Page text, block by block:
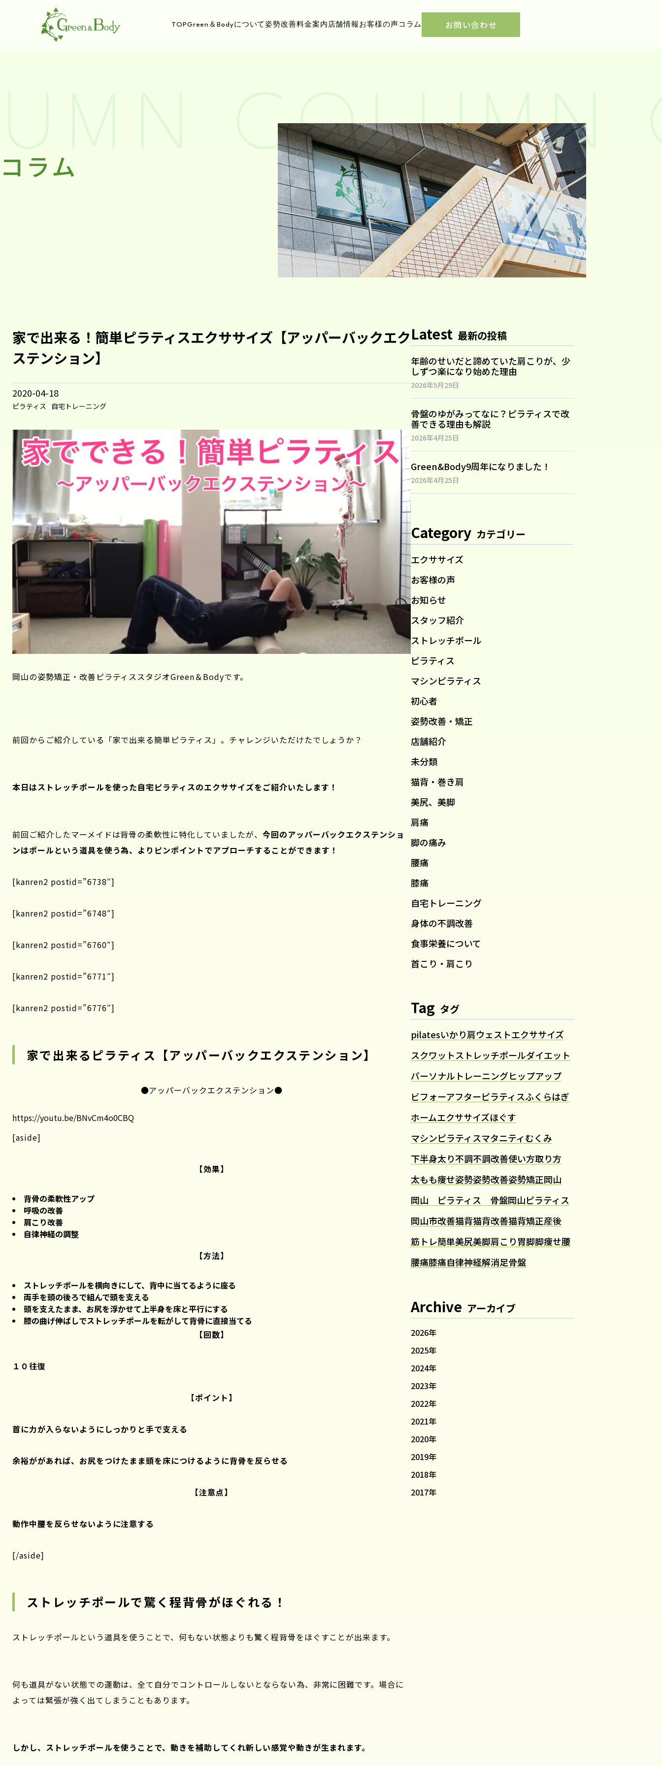
TOPGreen＆Bodyについて姿勢改善料金案内 店舗情報 お客様の声 コラム お問い合わせ
COLUMN
コラム
家で出来る！簡単ピラティスエクササイズ【アッパーバックエク
ステンション】
2020-04-18
ピラティス 自宅トレーニング
岡山の姿勢矯正・改善ピラティススタジオGreen＆Bodyです。
前回からご紹介している「家で出来る簡単ピラティス」。チャレンジいただけたでしょうか？
本日はストレッチポールを使った自宅ピラティスのエクササイズをご紹介いたします！
前回ご紹介したマーメイドは背骨の柔軟性に特化していましたが、 今回のアッパーバックエクステンショ
ンはポールという道具を使う為、よりピンポイントでアプローチすることができます！
[kanren2 postid=”6738″]
[kanren2 postid=”6748″]
[kanren2 postid=”6760″]
[kanren2 postid=”6771″]
[kanren2 postid=”6776″]
家で出来るピラティス【アッパーバックエクステンション】
●アッパーバックエクステンション●
https://youtu.be/BNvCm4o0CBQ
[aside]
【効果】
背骨の柔軟性アップ
呼吸の改善
肩こり改善
自律神経の調整
【方法】
ストレッチポールを横向きにして、背中に当てるように座る
両手を頭の後ろで組んで頭を支える
頭を支えたまま、お尻を浮かせて上半身を床と平行にする
膝の曲げ伸ばしでストレッチポールを転がして背骨に直接当てる
【回数】
１０往復
【ポイント】
首に力が入らないようにしっかりと手で支える
余裕ががあれば、お尻をつけたまま頭を床につけるように背骨を反らせる
【注意点】
動作中腰を反らせないように注意する
[/aside]
ストレッチポールで驚く程背骨がほぐれる！
ストレッチポールという道具を使うことで、何もない状態よりも驚く程背骨をほぐすことが出来ます。
何も道具がない状態での運動は、全て自分でコントロールしないとならない為、非常に困難です。場合に
よっては緊張が強く出てしまうこともあります。
しかし、ストレッチポールを使うことで、動きを補助してくれ新しい感覚や動きが生まれます。
Latest 最新の投稿
年齢のせいだと諦めていた肩こりが、少
しずつ楽になり始めた理由
2026年5月29日
骨盤のゆがみってなに？ピラティスで改
善できる理由も解説
2026年4月25日
Green&Body9周年になりました！
2026年4月25日
Category カテゴリー
エクササイズ
お客様の声
お知らせ
スタッフ紹介
ストレッチポール
ピラティス
マシンピラティス
初心者
姿勢改善・矯正
店舗紹介
未分類
猫背・巻き肩
美尻、美脚
肩痛
脚の痛み
腰痛
膝痛
自宅トレーニング
身体の不調改善
食事栄養について
首こり・肩こり
Tag タグ
pilatesいかり肩ウェストエクササイズ
スクワットストレッチポールダイエット
パーソナルトレーニングヒップアップ
ビフォーアフターピラティスふくらはぎ
ホームエクササイズほぐす
マシンピラティスマタニティむくみ
下半身太り不調不調改善使い方取り方
太もも痩せ姿勢姿勢改善姿勢矯正岡山
岡山 ピラティス 骨盤岡山ピラティス
岡山市改善猫背猫背改善猫背矯正産後
筋トレ簡単美尻美脚肩こり胃脚脚痩せ腰
腰痛膝痛自律神経解消足骨盤
Archive アーカイブ
2026年
2025年
2024年
2023年
2022年
2021年
2020年
2019年
2018年
2017年